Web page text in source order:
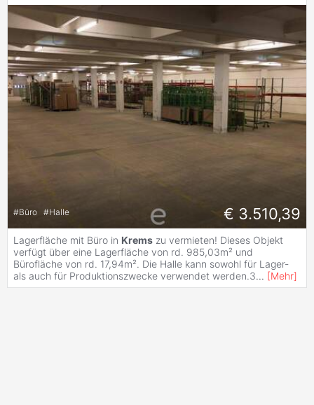
#Büro #Halle € 3.510,39
Lagerfläche mit Büro in Krems zu vermieten! Dieses Objekt
verfügt über eine Lagerfläche von rd. 985,03m² und
Bürofläche von rd. 17,94m². Die Halle kann sowohl für Lager-
als auch für Produktionszwecke verwendet werden.3... [Mehr]